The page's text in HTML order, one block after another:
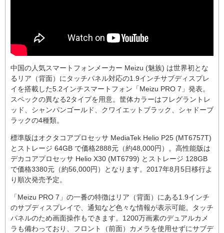
中国の人気スマートフォンメーカー Meizu (魅族) は世界初とな
るリア（背面）にタッチパネル対応の1.9インチサブディスプレ
イを搭載した5.2インチスマートフォン「Meizu PRO 7」発表。
スペックの異なる2タイプを用意。筐体カラーはフレグラントレ
ッド、シャンパンゴールド、クワイエットブラック、シャドーブ
ラックの4種類。
標準版はオクタコアプロセッサ MediaTek Helio P25 (MT6757T)
とストレージ 64GB で価格2888元（約48,000円）。高性能版は
デカコアプロセッサ Helio X30 (MT6799) とストレージ 128GB
で価格3380元（約56,000円）となります。2017年8月5日移行よ
り順次発売予定。
「Meizu PRO 7」の一番の特徴はリア（背面）にある1.9インチ
のサブディスプレイで、通知など色々な情報が表示可能。タッチ
パネルのため画面操作もできます。1200万画素のデュアルカメ
ラも備わっており、フロント（前面）カメラを使用せずにサブデ